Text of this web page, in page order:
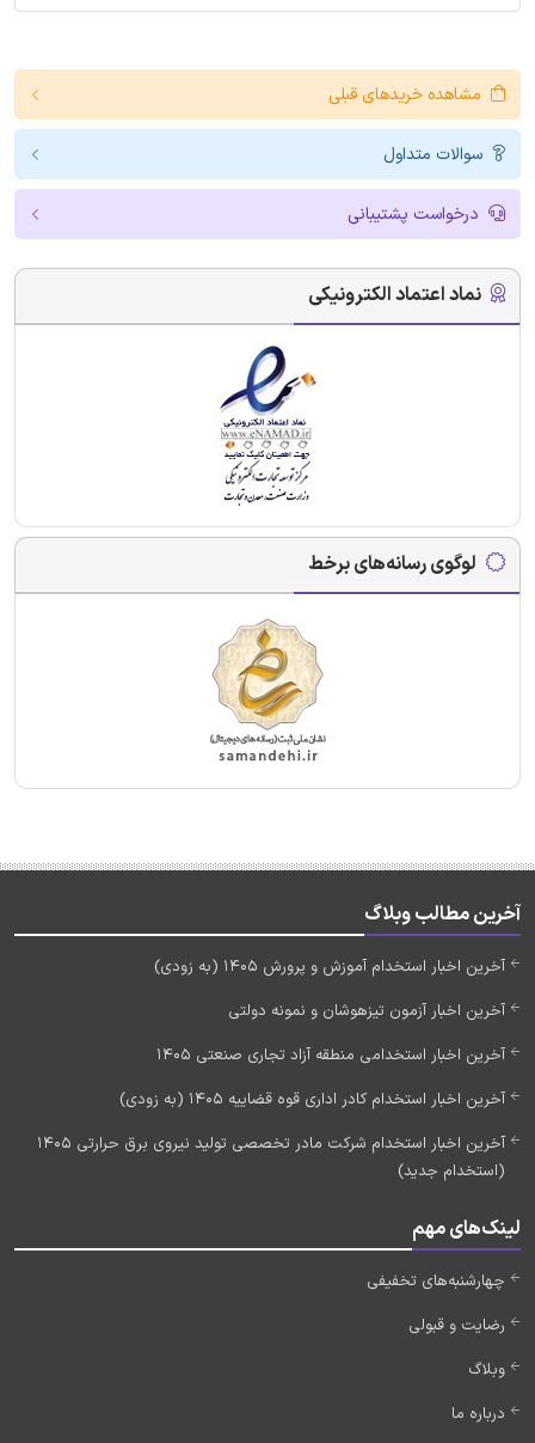
مشاهده خریدهای قبلی
سوالات متداول
درخواست پشتیبانی
نماد اعتماد الکترونیکی
لوگوی رسانه‌های برخط
آخرین مطالب وبلاگ
آخرین اخبار استخدام آموزش و پرورش 1405 (به زودی)
آخرین اخبار آزمون تیزهوشان و نمونه دولتی
آخرین اخبار استخدامی منطقه آزاد تجاری صنعتی 1405
آخرین اخبار استخدام کادر اداری قوه قضاییه 1405 (به زودی)
آخرین اخبار استخدام شرکت مادر تخصصی تولید نیروی برق حرارتی 1405
(استخدام جدید)
لینک‌های مهم
چهارشنبه‌های تخفیفی
رضایت و قبولی
وبلاگ
درباره ما